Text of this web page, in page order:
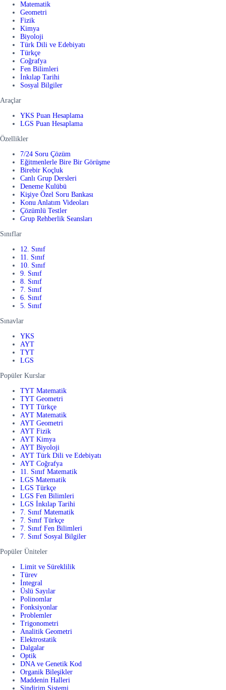
Matematik
Geometri
Fizik
Kimya
Biyoloji
Türk Dili ve Edebiyatı
Türkçe
Coğrafya
Fen Bilimleri
İnkılap Tarihi
Sosyal Bilgiler
Araçlar
YKS Puan Hesaplama
LGS Puan Hesaplama
Özellikler
7/24 Soru Çözüm
Eğitmenlerle Bire Bir Görüşme
Birebir Koçluk
Canlı Grup Dersleri
Deneme Kulübü
Kişiye Özel Soru Bankası
Konu Anlatım Videoları
Çözümlü Testler
Grup Rehberlik Seansları
Sınıflar
12. Sınıf
11. Sınıf
10. Sınıf
9. Sınıf
8. Sınıf
7. Sınıf
6. Sınıf
5. Sınıf
Sınavlar
YKS
AYT
TYT
LGS
Popüler Kurslar
TYT Matematik
TYT Geometri
TYT Türkçe
AYT Matematik
AYT Geometri
AYT Fizik
AYT Kimya
AYT Biyoloji
AYT Türk Dili ve Edebiyatı
AYT Coğrafya
11. Sınıf Matematik
LGS Matematik
LGS Türkçe
LGS Fen Bilimleri
LGS İnkılap Tarihi
7. Sınıf Matematik
7. Sınıf Türkçe
7. Sınıf Fen Bilimleri
7. Sınıf Sosyal Bilgiler
Popüler Üniteler
Limit ve Süreklilik
Türev
İntegral
Üslü Sayılar
Polinomlar
Fonksiyonlar
Problemler
Trigonometri
Analitik Geometri
Elektrostatik
Dalgalar
Optik
DNA ve Genetik Kod
Organik Bileşikler
Maddenin Halleri
Sindirim Sistemi